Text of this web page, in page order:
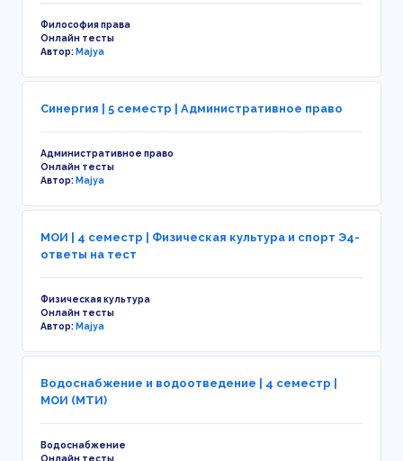
Философия права
Онлайн тесты
Автор:Majya
Синергия | 5 семестр | Административное право
Административное право
Онлайн тесты
Автор:Majya
МОИ | 4 семестр | Физическая культура и спорт Э4-
ответы на тест
Физическая культура
Онлайн тесты
Автор:Majya
Водоснабжение и водоотведение | 4 семестр |
МОИ (МТИ)
Водоснабжение
Онлайн тесты